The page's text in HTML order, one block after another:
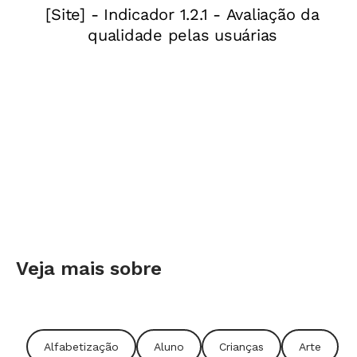
facilitar a tarefa, muitas das lacunas são
reservadas a nomes de animais, já trabalhados
loja Toca do Vinicius, dedicada ao compositor,
ambas próximas à escola, no bairro de Ipanema,
excursão é dar à turma elementos visuais sobre
Veja mais sobre
Alfabetização Aluno Crianças Arte